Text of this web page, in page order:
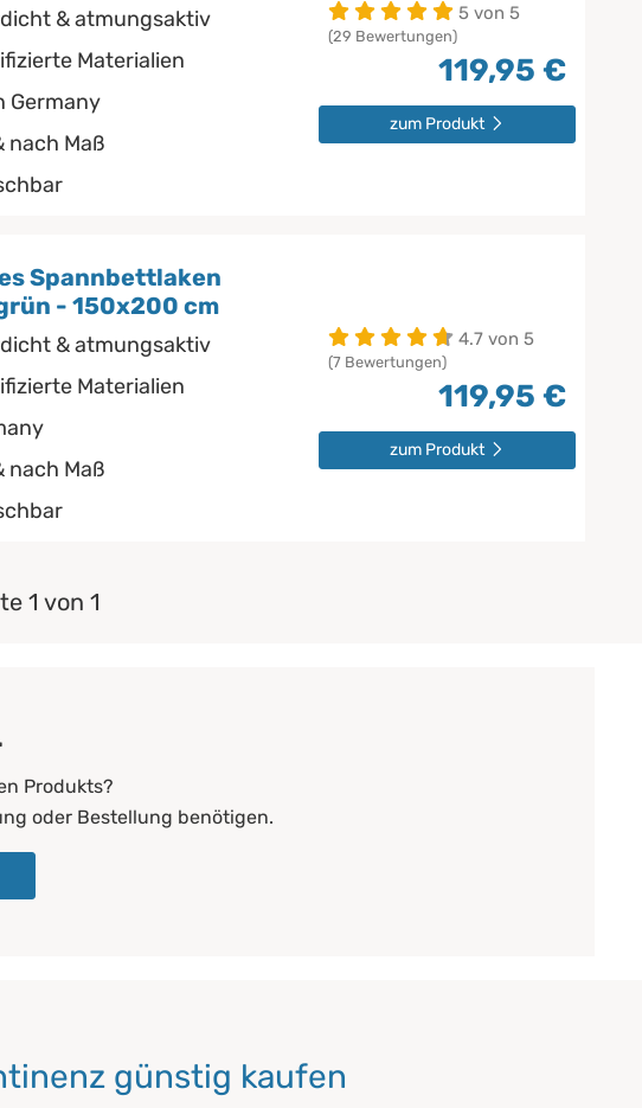
& atmungsaktiv
Materialien
Germany
nach Maß
5 von 5
(29 Bewertungen)
119,95 €
zum Produkt
Spannbettlaken
- 150x200 cm
& atmungsaktiv
Materialien
nach Maß
4.7 von 5
(7 Bewertungen)
119,95 €
zum Produkt
1 von 1
Produkts?
oder Bestellung benötigen.
günstig kaufen